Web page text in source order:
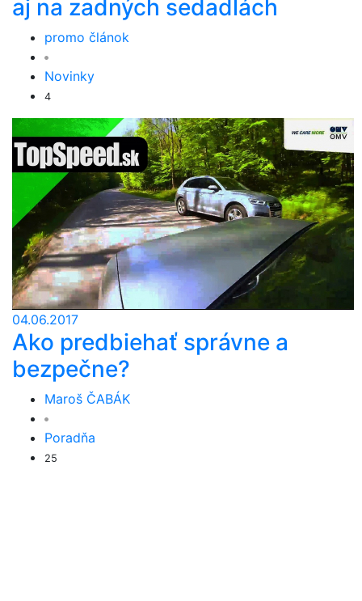
aj na zadných sedadlách
promo článok
Novinky
4
04.06.2017
Ako predbiehať správne a
bezpečne?
Maroš ČABÁK
Poradňa
25